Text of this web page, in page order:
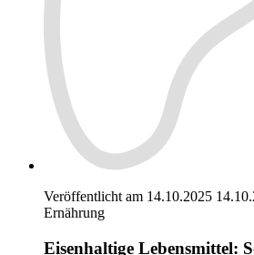
Veröffentlicht am 14.10.2025
Ernährung
Eisenhaltige Lebensmittel: